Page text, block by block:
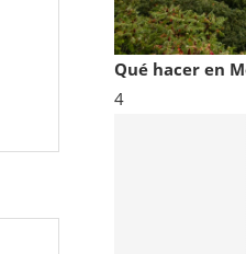
Qué hacer en
4